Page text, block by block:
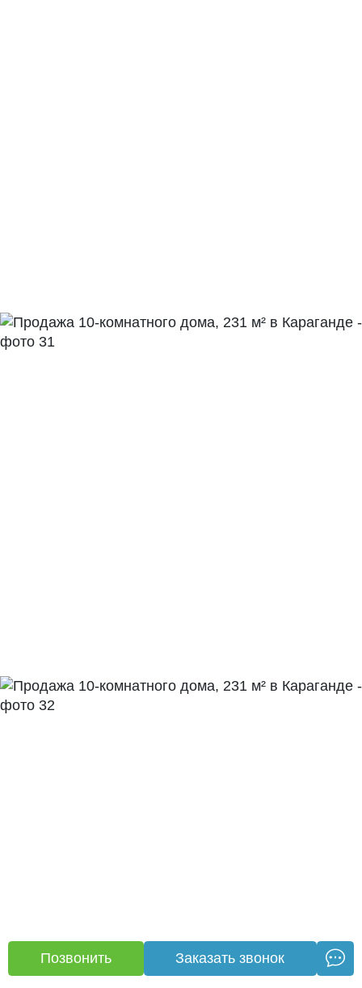
Позвонить Заказать звонок